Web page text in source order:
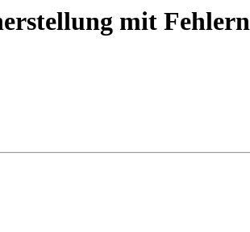
mit Fehlern